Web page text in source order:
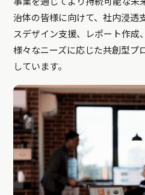
治体の皆様に向けて、社内浸透
スデザイン支援、レポート作成
様々なニーズに応じた共創型プ
しています。